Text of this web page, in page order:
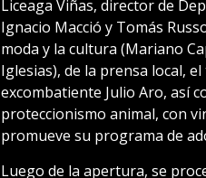
Liceaga Viñas, director de
Ignacio Macció y Tomás
moda y la cultura (Mariano
Iglesias), de la prensa local,
excombatiente Julio Aro, así
proteccionismo animal, con
promueve su programa de
Luego de la apertura, se